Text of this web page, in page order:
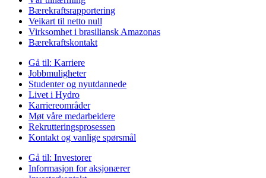
Bærekraftsrapportering
Veikart til netto null
Virksomhet i brasiliansk Amazonas
Bærekraftskontakt
Gå til: Karriere
Jobbmuligheter
Studenter og nyutdannede
Livet i Hydro
Karriereområder
Møt våre medarbeidere
Rekrutteringsprosessen
Kontakt og vanlige spørsmål
Gå til: Investorer
Informasjon for aksjonærer